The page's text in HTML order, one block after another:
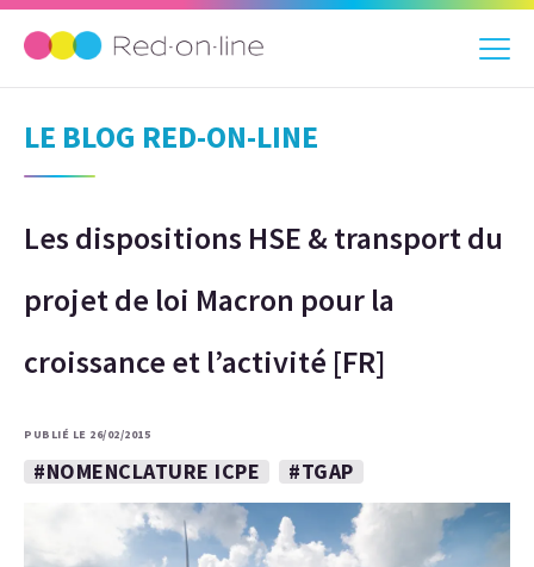
LE BLOG RED-ON-LINE
Les dispositions HSE & transport du
projet de loi Macron pour la
croissance et l’activité [FR]
PUBLIÉ LE 26/02/2015
#NOMENCLATURE ICPE #TGAP